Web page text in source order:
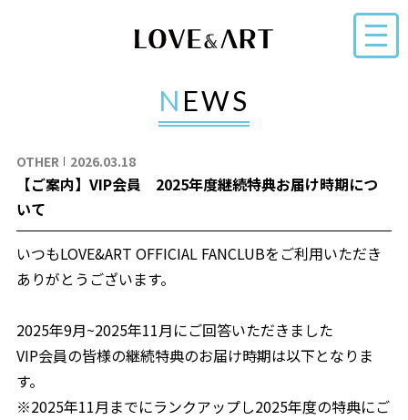
NEWS
OTHER 2026.03.18
【ご案内】VIP会員 2025年度継続特典お届け時期につ
いて
いつもLOVE&ART OFFICIAL FANCLUBをご利用いただき
ありがとうございます。
2025年9月~2025年11月にご回答いただきました
VIP会員の皆様の継続特典のお届け時期は以下となりま
す。
※2025年11月までにランクアップし2025年度の特典にご